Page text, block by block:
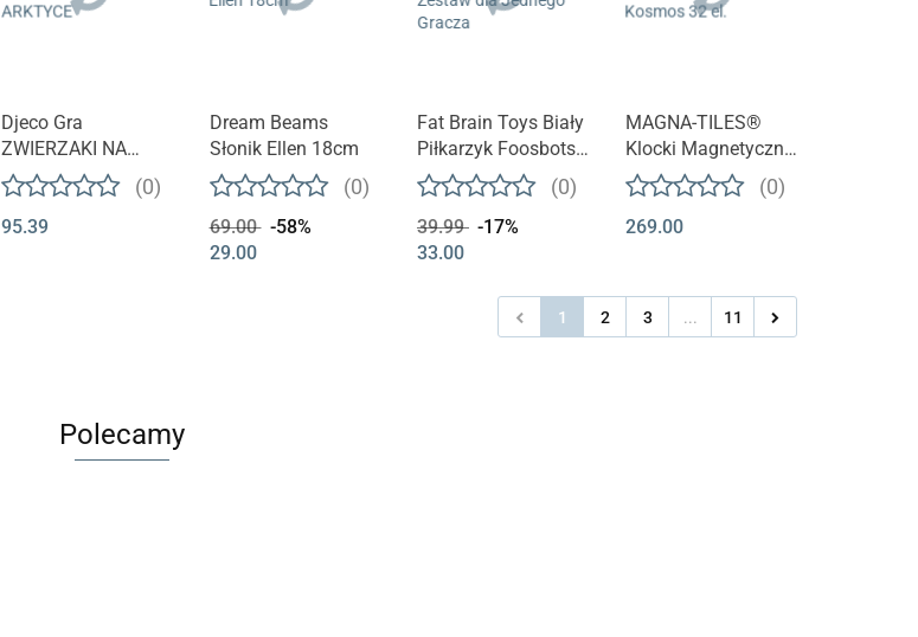
Djeco Gra
ZWIERZAKI NA
ARKTYCE
(0)
95.39
Dream Beams
Słonik Ellen 18cm
(0)
69.00
-58%
29.00
Fat Brain Toys Biały
Piłkarzyk Foosbots
Zestaw dla Jednego
Gracza
(0)
39.99 -17%
33.00
MAGNA-TILES®
Klocki Magnetyczne
Kosmos 32 el.
(0)
269.00
1 2 3 ... 11
Polecamy